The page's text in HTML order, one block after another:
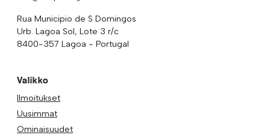
Rua Municipio de S Domingos
Urb. Lagoa Sol, Lote 3 r/c
8400-357 Lagoa - Portugal
Valikko
Ilmoitukset
Uusimmat
Ominaisuudet